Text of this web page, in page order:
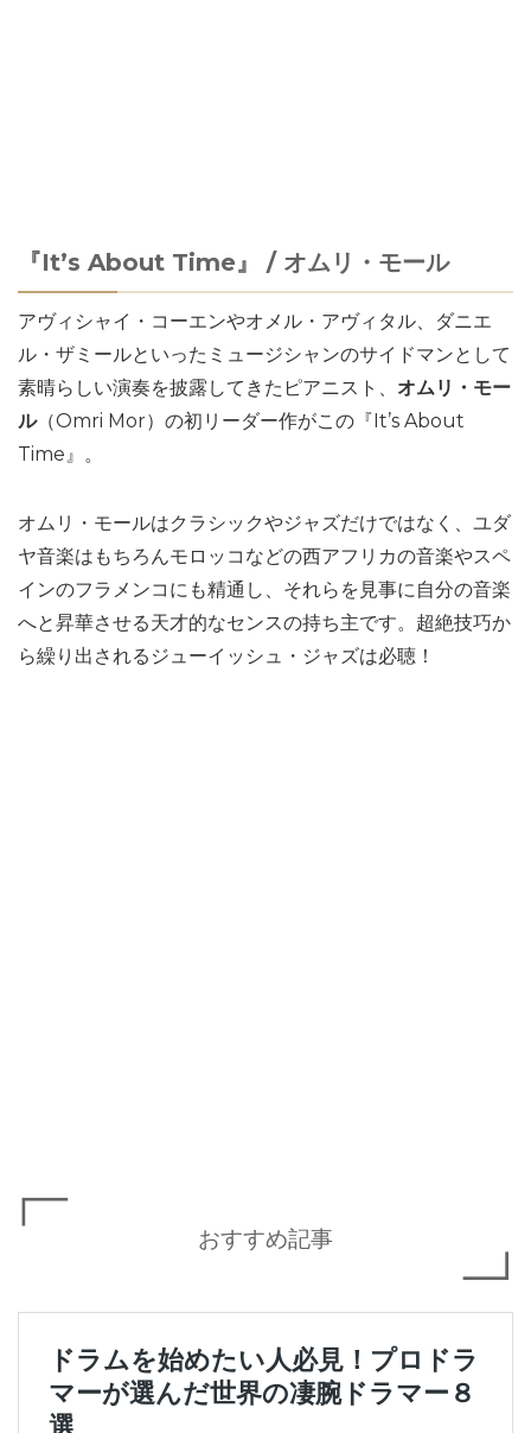
『It’s About Time』 / オムリ・モール
アヴィシャイ・コーエンやオメル・アヴィタル、ダニエ
ル・ザミールといったミュージシャンのサイドマンとして
素晴らしい演奏を披露してきたピアニスト、 オムリ・モー
ル（Omri Mor）の初リーダー作がこの『It’s About
Time』。
オムリ・モールはクラシックやジャズだけではなく、ユダ
ヤ音楽はもちろんモロッコなどの西アフリカの音楽やスペ
インのフラメンコにも精通し、それらを見事に自分の音楽
へと昇華させる天才的なセンスの持ち主です。超絶技巧か
ら繰り出されるジューイッシュ・ジャズは必聴！
おすすめ記事